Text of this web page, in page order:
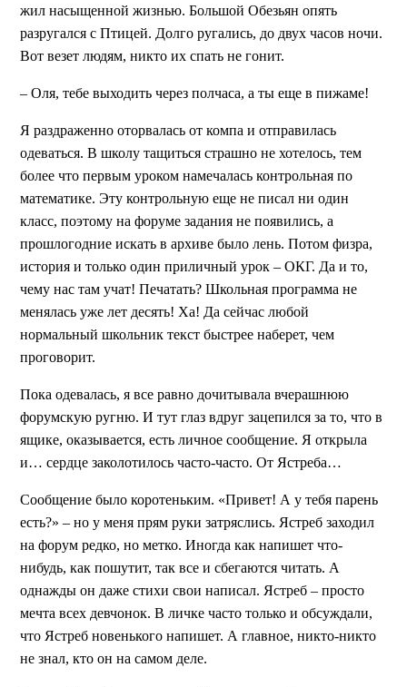
жил насыщенной жизнью. Большой Обезьян опять
разругался с Птицей. Долго ругались, до двух часов ночи.
Вот везет людям, никто их спать не гонит.
– Оля, тебе выходить через полчаса, а ты еще в пижаме!
Я раздраженно оторвалась от компа и отправилась
одеваться. В школу тащиться страшно не хотелось, тем
более что первым уроком намечалась контрольная по
математике. Эту контрольную еще не писал ни один
класс, поэтому на форуме задания не появились, а
прошлогодние искать в архиве было лень. Потом физра,
история и только один приличный урок – ОКГ. Да и то,
чему нас там учат! Печатать? Школьная программа не
менялась уже лет десять! Ха! Да сейчас любой
нормальный школьник текст быстрее наберет, чем
проговорит.
Пока одевалась, я все равно дочитывала вчерашнюю
форумскую ругню. И тут глаз вдруг зацепился за то, что в
ящике, оказывается, есть личное сообщение. Я открыла
и… сердце заколотилось часто-часто. От Ястреба…
Сообщение было коротеньким. «Привет! А у тебя парень
есть?» – но у меня прям руки затряслись. Ястреб заходил
на форум редко, но метко. Иногда как напишет что-
нибудь, как пошутит, так все и сбегаются читать. А
однажды он даже стихи свои написал. Ястреб – просто
мечта всех девчонок. В личке часто только и обсуждали,
что Ястреб новенького напишет. А главное, никто-никто
не знал, кто он на самом деле.